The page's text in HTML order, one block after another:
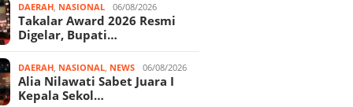
DAERAH, NASIONAL 06/08/2026
Takalar Award 2026 Resmi
Digelar, Bupati…
DAERAH, NASIONAL, NEWS 06/08/2026
Alia Nilawati Sabet Juara I
Kepala Sekol…